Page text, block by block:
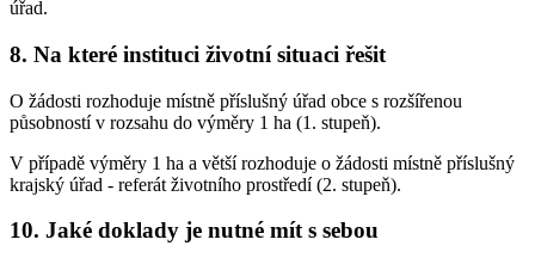
úřad.
8. Na které instituci životní situaci řešit
O žádosti rozhoduje místně příslušný úřad obce s rozšířenou
působností v rozsahu do výměry 1 ha (1. stupeň).
V případě výměry 1 ha a větší rozhoduje o žádosti místně příslušný
krajský úřad - referát životního prostředí (2. stupeň).
10. Jaké doklady je nutné mít s sebou